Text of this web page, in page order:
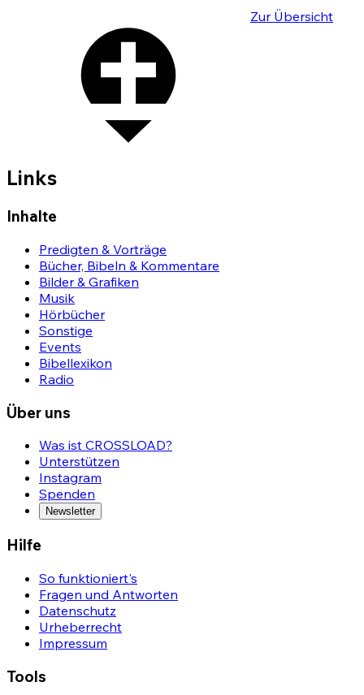
Zur Übersicht
Links
Inhalte
Predigten & Vorträge
Bücher, Bibeln & Kommentare
Bilder & Grafiken
Musik
Hörbücher
Sonstige
Events
Bibellexikon
Radio
Über uns
Was ist CROSSLOAD?
Unterstützen
Instagram
Spenden
Newsletter
Hilfe
So funktioniert's
Fragen und Antworten
Datenschutz
Urheberrecht
Impressum
Tools